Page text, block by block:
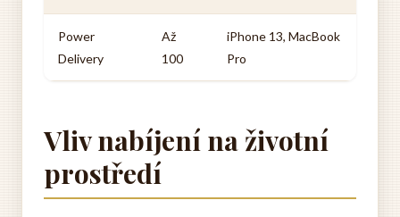
Power
Delivery
Až
100
iPhone 13, MacBook
Pro
Vliv nabíjení na životní
prostředí